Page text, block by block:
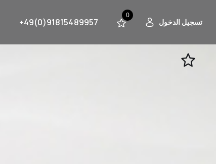
+49(0)91815489957
0
تسجيل الدخول